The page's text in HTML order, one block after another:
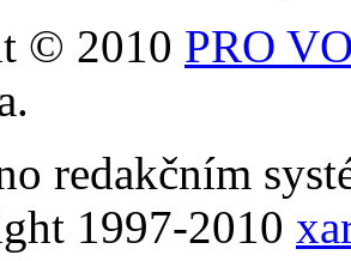
© 2010 PRO
redakčním
1997-2010